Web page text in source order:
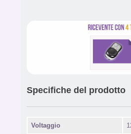
Specifiche del prodotto
Voltaggio